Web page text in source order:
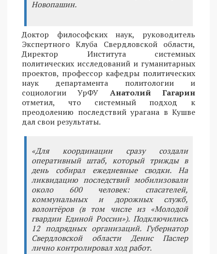
Новопашин.
Доктор философских наук, руководитель
Экспертного Клуба Свердловской области,
Директор Института системных
политических исследований и гуманитарных
проектов, профессор кафедры политических
наук департамента политологии и
социологии УрФУ Анатолий Гагарин
отметил, что системный подход к
преодолению последствий урагана в Кушве
дал свои результаты.
«Для координации сразу создали
оперативный штаб, который трижды в
день собирал ежедневные сводки. На
ликвидацию последствий мобилизовали
около 600 человек: спасателей,
коммунальных и дорожных служб,
волонтёров (в том числе из «Молодой
гвардии Единой России»). Подключились
12 подрядных организаций. Губернатор
Свердловской области Денис Паслер
лично контролировал ход работ.